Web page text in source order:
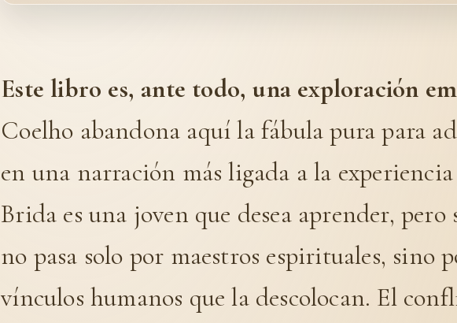
Este libro es, ante todo, una exploración
Coelho abandona aquí la fábula pura para
en una narración más ligada a la
Brida es una joven que desea aprender, pero
no pasa solo por maestros espirituales, sino
vínculos humanos que la descolocan. El